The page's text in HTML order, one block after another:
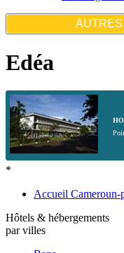
Edéa
*
Accueil Cameroun-
Hôtels & hébergements
par villes